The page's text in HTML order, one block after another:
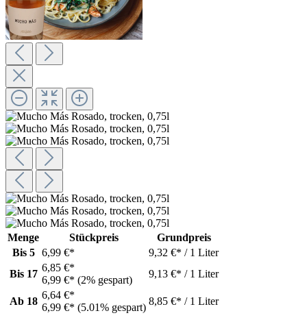
Menge Stückpreis
Grundpreis
Bis 5 6,99 €*
9,32 €* / 1 Liter
Bis 17
6,85 €*
6,99 €* (2% gespart)
9,13 €* / 1 Liter
Ab 18
6,64 €*
6,99 €* (5.01% gespart)
8,85 €* / 1 Liter